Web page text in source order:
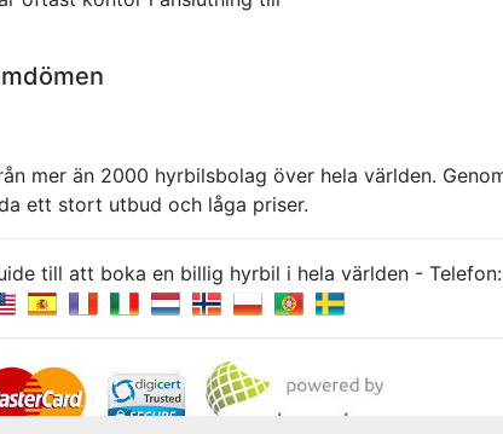
mer än 2000 hyrbilsbolag över hela världen.
ett stort utbud och låga priser.
till att boka en billig hyrbil i hela världen -